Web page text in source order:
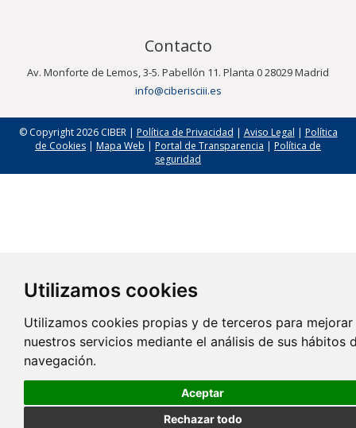
Utilizamos cookies
Utilizamos cookies propias y de terceros para mejorar
nuestros servicios mediante el análisis de sus hábitos
navegación.
Aceptar
Rechazar todo
Contacto
Av. Monforte de Lemos, 3-5. Pabellón 11. Planta 0 28029 Madrid
info@ciberisciii.es
© Copyright 2026 CIBER | Política de Privacidad | Aviso Legal | Política
de Cookies | Mapa Web | Portal de Transparencia | Política de
seguridad